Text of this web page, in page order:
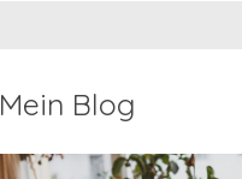
Mein Blog